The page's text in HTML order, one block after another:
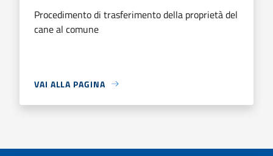
Procedimento di trasferimento della proprietà del
cane al comune
VAI ALLA PAGINA